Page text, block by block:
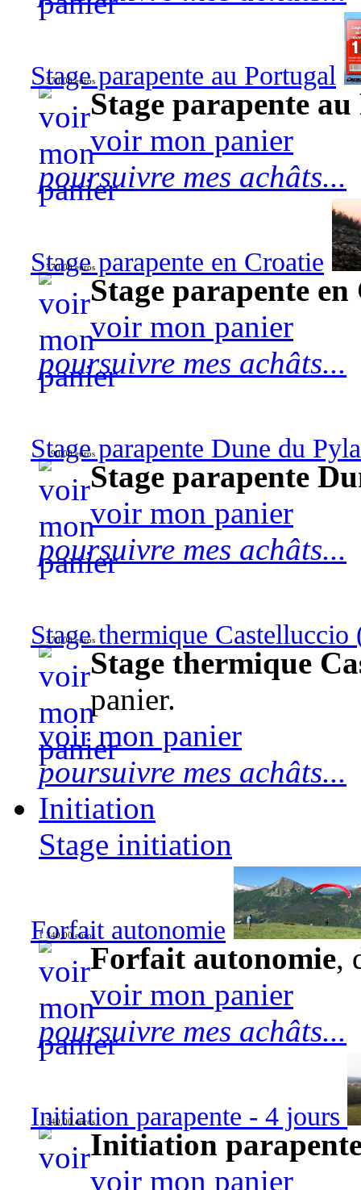
Stage parapente au Portugal
570,00 euros
Stage parapente
voir mon panier
poursuivre mes achâts...
Stage parapente en Croatie
570,00 euros
Stage parapente
voir mon panier
poursuivre mes achâts...
Stage parapente Dune du
90,00 euros
Stage parapente
voir mon panier
poursuivre mes achâts...
Stage thermique Castelluccio
570,00 euros
Stage thermique
panier.
voir mon panier
poursuivre mes achâts...
Initiation
Stage initiation
Forfait autonomie
1 340,00 euros
Forfait autonomie,
voir mon panier
poursuivre mes achâts...
Initiation parapente - 4 jours
540,00 euros
Initiation
voir mon panier